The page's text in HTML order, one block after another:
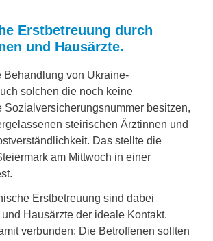
Erstbetreuung durch
und Hausärzte.
Behandlung von Ukraine-
solchen die noch keine
Sozialversicherungsnummer besitzen,
steirischen Ärztinnen und
Das stellte die
am Mittwoch in einer
Erstbetreuung sind dabei
Hausärzte der ideale Kontakt.
verbunden: Die Betroffenen sollten